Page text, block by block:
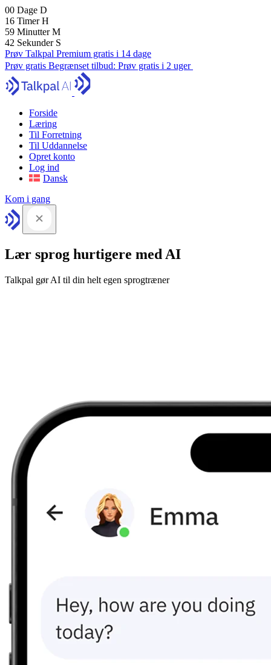
00 Dage D
16 TimerH
59 MinutterM
41 Sekunder S
Prøv Talkpal Premium gratis i 14 dage
Prøv gratis Begrænset tilbud: Prøv gratis i 2 uger
Forside
Læring
Til Forretning
Til Uddannelse
Opret konto
Log ind
Dansk
Kom i gang
Lær sprog hurtigere med AI
Talkpal gør AI til din helt egen sprogtræner